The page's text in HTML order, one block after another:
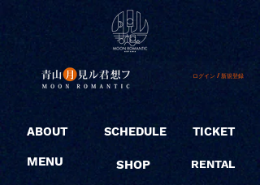
ログイン / 新規登録
ABOUT
MENU
SCHEDULE
SHOP
TICKET
RENTAL